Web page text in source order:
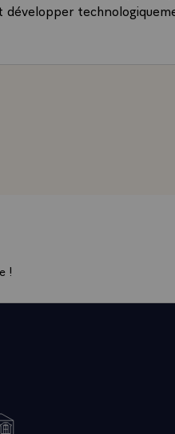
quelle que soit la
nouvelles. Il y a eu
à travers tous ces
avec l'A 330 et l'A 340
nous étions à côté de la
tiendra le cap ?
François Mitterrand,
!